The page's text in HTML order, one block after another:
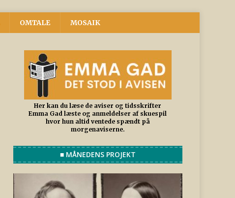
OMTALE MOSAIK
Her kan du læse de aviser og tidsskrifter
Emma Gad læste og anmeldelser af skuespil
hvor hun altid ventede spændt på
morgenaviserne.
■ MÅNEDENS PROJEKT